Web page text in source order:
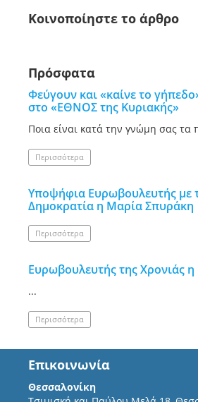
Κοινοποίηστε το άρθρο
Πρόσφατα
Φεύγουν και «καίνε το
στο «ΕΘΝΟΣ της Κυριακής»
Ποια είναι κατά την γνώμη σας τα
Περισσότερα
Υποψήφια Ευρωβουλευτής με
Δημοκρατία η Μαρία Σπυράκη
Περισσότερα
Ευρωβουλευτής της Χρονιάς
...
Περισσότερα
Επικοινωνία
Θεσσαλονίκη